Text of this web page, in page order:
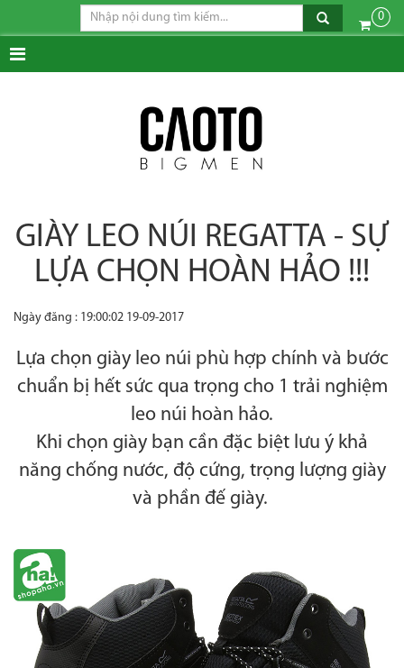
0
GIÀY LEO NÚI REGATTA - SỰ
LỰA CHỌN HOÀN HẢO !!!
Ngày đăng : 19:00:02 19-09-2017
Lựa chọn giày leo núi phù hợp chính và bước
chuẩn bị hết sức qua trọng cho 1 trải nghiệm
leo núi hoàn hảo.
Khi chọn giày bạn cần đặc biệt lưu ý khả
năng chống nước, độ cứng, trọng lượng giày
và phần đế giày.